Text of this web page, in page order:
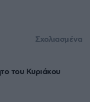
Σχολιασμένα
του Κυριάκου